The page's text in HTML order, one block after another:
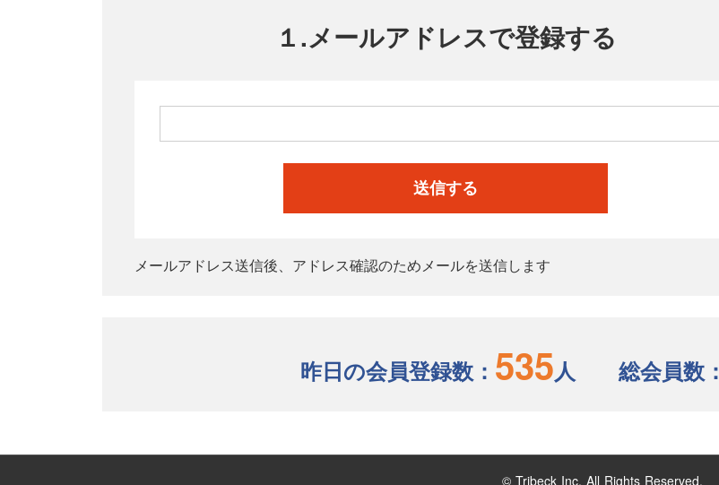
１.メールアドレスで登録する
送信する
メールアドレス送信後、アドレス確認のためメールを送信します
昨日の会員登録数： 535人 総会員数：
© Tribeck Inc. All Rights Reserved.